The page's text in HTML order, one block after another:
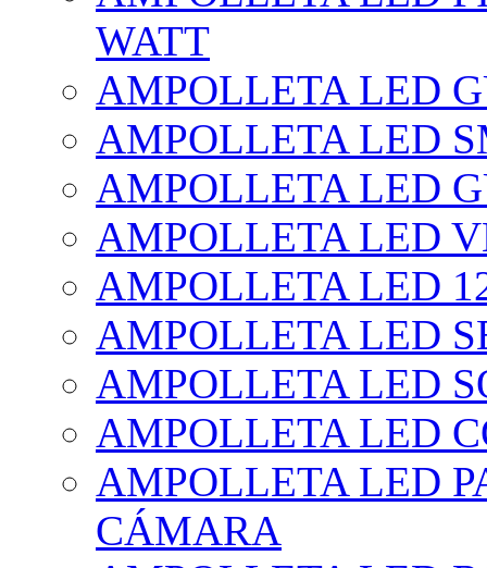
WATT
AMPOLLETA LED
AMPOLLETA LED
AMPOLLETA LED
AMPOLLETA LED
AMPOLLETA LED
AMPOLLETA LED
AMPOLLETA LED
AMPOLLETA LED
AMPOLLETA LED
CÁMARA